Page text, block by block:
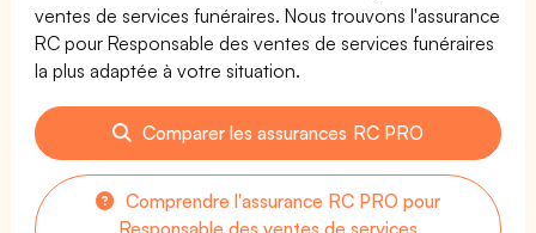
ventes de services funéraires. Nous trouvons l'assurance
RC pour Responsable des ventes de services funéraires
la plus adaptée à votre situation.
Comparer les assurances RC PRO
Comprendre l'assurance RC PRO pour
Responsable des ventes de services